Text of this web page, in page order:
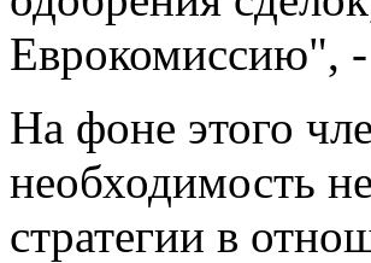
Еврокомиссию", -
На фоне этого
необходимость
стратегии в